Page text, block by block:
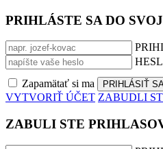
PRIHLÁSTE SA DO
Zapamätať si ma
VYTVORIŤ ÚČET ZABUDLI
ZABULI STE